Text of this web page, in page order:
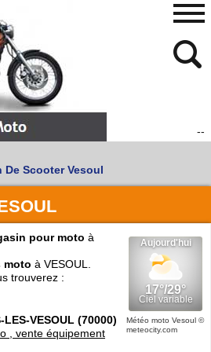
--
MOTO ouSCOOTER
Trouver un garage Moto !
L'ANNUAIRE MOTO & SCOOTER
De Scooter Vesoul
pour moto à
moto à VESOUL.
trouverez :
LES-VESOUL (70000)
, vente équipement
Météo moto Vesoul ©
meteocity.com